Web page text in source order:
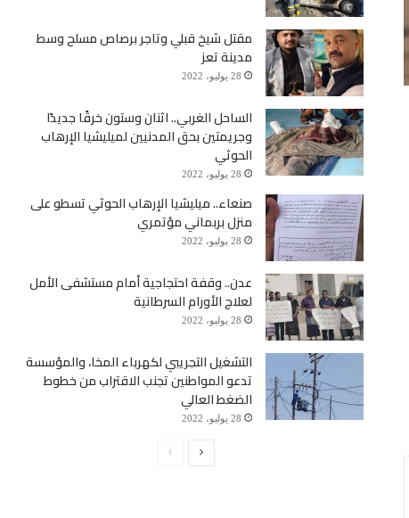
مقتل شيخ قبلي وتاجر برصاص مسلح وسط
مدينة تعز
28 يوليو، 2022
الساحل الغربي.. اثنان وستون خرقًا جديدًا
وجريمتين بحق المدنيين لميليشيا الإرهاب
الحوثي
28 يوليو، 2022
صنعاء.. ميليشيا الإرهاب الحوثي تسطو على
منزل بربماني مؤتمري
28 يوليو، 2022
عدن.. وقفة احتجاجية أمام مستشفى الأمل
لعلاج الأورام السرطانية
28 يوليو، 2022
التشغيل التجريبي لكهرباء المخا، والمؤسسة
تدعو المواطنين تجنب الاقتراب من خطوط
الضغط العالي
28 يوليو، 2022
الصفحة
الصفحة